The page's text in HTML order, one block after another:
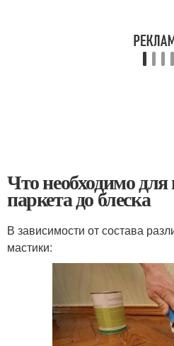
Что необходимо
паркета до блеска
В зависимости от состава
мастики: